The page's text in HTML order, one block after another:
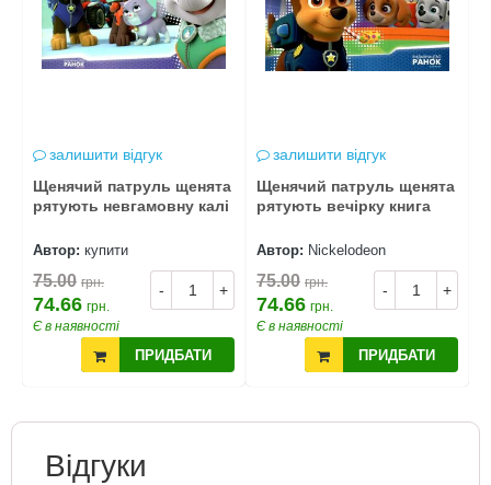
залишити відгук
Щенячий патруль щенята
рятують невгамовну калі
Автор: купити
- +
75.00 грн.
74.66 грн.
Є в наявності
ПРИДБАТИ
залишити відгук
Щенячий патруль щенята
рятують вечірку книга
Автор: Nickelodeon
- +
75.00 грн.
74.66 грн.
Є в наявності
ПРИДБАТИ
Відгуки